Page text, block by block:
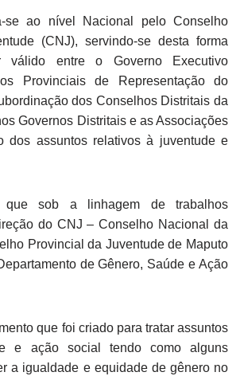
se ao nível Nacional pelo Conselho
(CNJ), servindo-se desta forma
válido entre o Governo Executivo
Provinciais de Representação do
dos Conselhos Distritais da
Governos Distritais e as Associações
dos assuntos relativos à juventude e
sob a linhagem de trabalhos
do CNJ – Conselho Nacional da
Provincial da Juventude de Maputo
de Gênero, Saúde e Ação
que foi criado para tratar assuntos
e ação social tendo como alguns
a igualdade e equidade de gênero no